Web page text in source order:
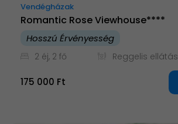
Vendégházak
Romantic Rose Viewhouse****
Hosszú Érvényesség
2 éj, 2 fő Reggelis ellátás
175 000 Ft